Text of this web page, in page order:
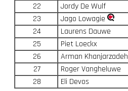
22
Jordy De Wulf
23
Jago Lowagie
24
Laurens Dauwe
25
Piet Loeckx
26
Arman Khanjarzadeh
27
Roger Vangheluwe
28
Eli Devos